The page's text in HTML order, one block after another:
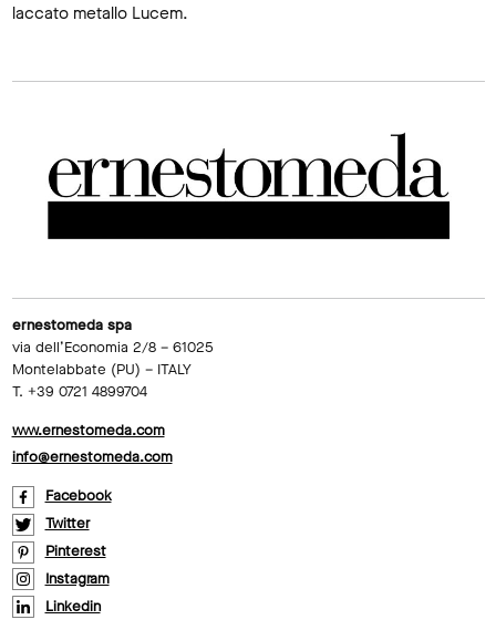
laccato metallo Lucem.
ernestomeda spa
via dell’Economia 2/8 – 61025
Montelabbate (PU) – ITALY
T. +39 0721 4899704
www.ernestomeda.com
info@ernestomeda.com
Facebook
Twitter
Pinterest
Instagram
Linkedin